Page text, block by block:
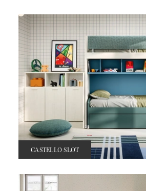
CASTELLO SLOT